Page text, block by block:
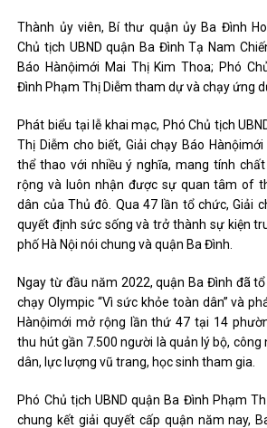
Thành ủy viên, Bí thư quận ủy Ba Đình
Chủ tịch UBND quận Ba Đình Tạ Nam
Báo Hànộimới Mai Thị Kim Thoa; Phó
Đình Phạm Thị Diễm tham dự và chạy ứng
Phát biểu tại lễ khai mạc, Phó Chủ tịch
Thị Diễm cho biết, Giải chạy Báo
thể thao với nhiều ý nghĩa, mang tính
rộng và luôn nhận được sự quan tâm of
dân của Thủ đô. Qua 47 lần tổ chức, Giải
quyết định sức sống và trở thành sự kiện
phố Hà Nội nói chung và quận Ba Đình.
Ngay từ đầu năm 2022, quận Ba Đình đã
chạy Olympic “Vì sức khỏe toàn dân” và
Hànộimới mở rộng lần thứ 47 tại 14
thu hút gần 7.500 người là quản lý bộ, công
dân, lực lượng vũ trang, học sinh tham gia.
Phó Chủ tịch UBND quận Ba Đình Phạm
chung kết giải quyết cấp quận năm nay,